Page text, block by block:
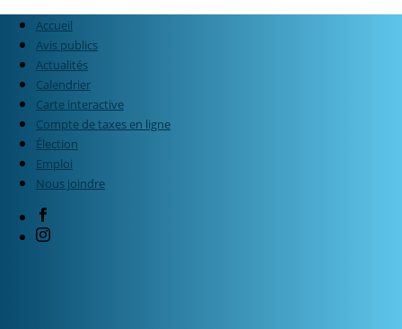
Accueil
Avis publics
Actualités
Calendrier
Carte interactive
Compte de taxes en ligne
Élection
Emploi
Nous joindre